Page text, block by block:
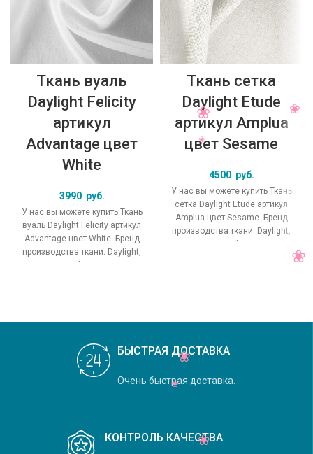
Ткань вуаль
Daylight Felicity
артикул
Advantage цвет
White
3990 руб.
У нас вы можете купить Ткань
вуаль Daylight Felicity артикул
Advantage цвет White. Бренд
производства ткани: Daylight,
коллекция Felicity, основной
Ткань сетка
Daylight Etude
артикул Amplua
цвет Sesame
4500 руб.
У нас вы можете купить Ткань
сетка Daylight Etude артикул
Amplua цвет Sesame. Бренд
производства ткани: Daylight,
коллекция Etude, основной
БЫСТРАЯ ДОСТАВКА
Очень быстрая доставка.
КОНТРОЛЬ КАЧЕСТВА